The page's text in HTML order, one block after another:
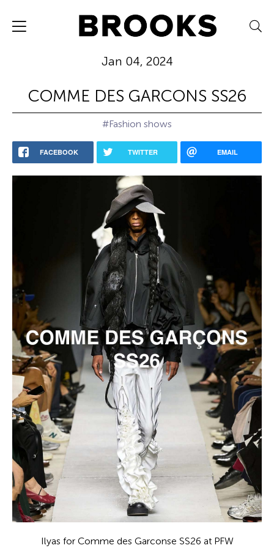
Jan 04, 2024
COMME DES GARCONS SS26
#Fashion shows
FACEBOOK TWITTER EMAIL
Ilyas for Comme des Garconse SS26 at PFW